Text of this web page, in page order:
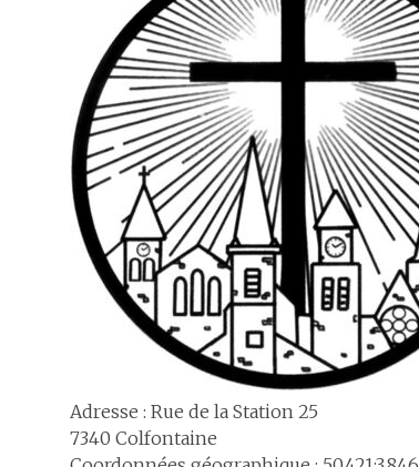
Adresse : Rue de la Station 25
7340 Colfontaine